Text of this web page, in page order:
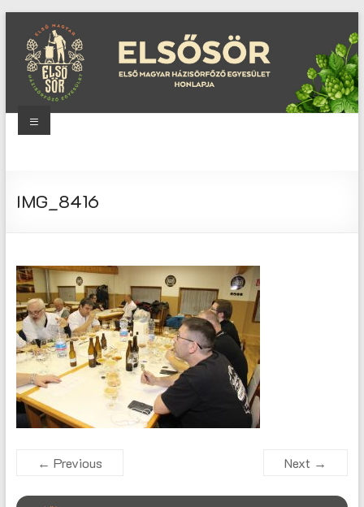
content
Magyar
Menu
IMG_8416
← Previous Next →